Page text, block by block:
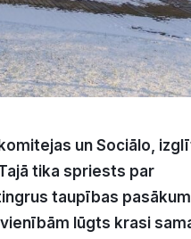
un Sociālo,
tika spriests par
taupības
lūgts krasi